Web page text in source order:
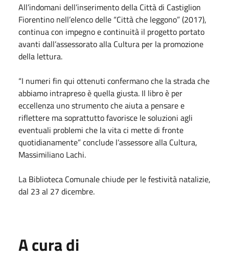
All’indomani dell’inserimento della Città di Castiglion
Fiorentino nell’elenco delle “Città che leggono” (2017),
continua con impegno e continuità il progetto portato
avanti dall’assessorato alla Cultura per la promozione
della lettura.
“I numeri fin qui ottenuti confermano che la strada che
abbiamo intrapreso è quella giusta. Il libro è per
eccellenza uno strumento che aiuta a pensare e
riflettere ma soprattutto favorisce le soluzioni agli
eventuali problemi che la vita ci mette di fronte
quotidianamente” conclude l’assessore alla Cultura,
Massimiliano Lachi.
La Biblioteca Comunale chiude per le festività natalizie,
dal 23 al 27 dicembre.
A cura di